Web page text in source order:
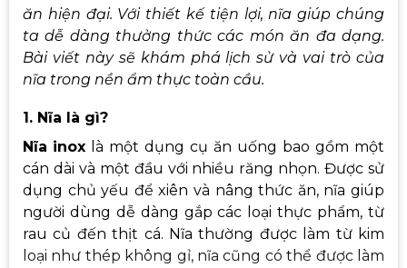
ăn hiện đại. Với thiết kế tiện lợi, nĩa giúp chúng
ta dễ dàng thưởng thức các món ăn đa dạng.
Bài viết này sẽ khám phá lịch sử và vai trò của
nĩa trong nền ẩm thực toàn cầu.
1. Nĩa là gì?
Nĩa inox là một dụng cụ ăn uống bao gồm một
cán dài và một đầu với nhiều răng nhọn. Được sử
dụng chủ yếu để xiên và nâng thức ăn, nĩa giúp
người dùng dễ dàng gắp các loại thực phẩm, từ
rau củ đến thịt cá. Nĩa thường được làm từ kim
loại như thép không gỉ, nĩa cũng có thể được làm